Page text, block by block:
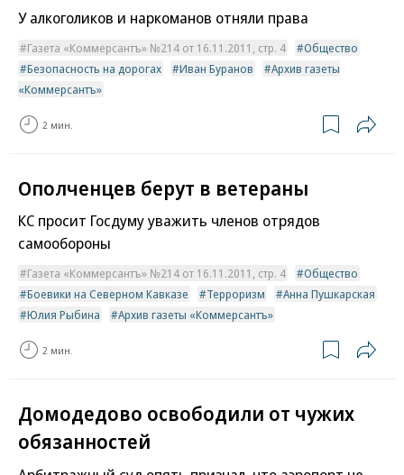
У алкоголиков и наркоманов отняли права
Газета «Коммерсантъ» №214 от 16.11.2011, стр. 4
Общество
Безопасность на дорогах
Иван Буранов
Архив газеты
«Коммерсантъ»
2 мин.
Ополченцев берут в ветераны
КС просит Госдуму уважить членов отрядов
самообороны
Газета «Коммерсантъ» №214 от 16.11.2011, стр. 4
Общество
Боевики на Северном Кавказе
Терроризм
Анна Пушкарская
Юлия Рыбина
Архив газеты «Коммерсантъ»
2 мин.
Домодедово освободили от чужих
обязанностей